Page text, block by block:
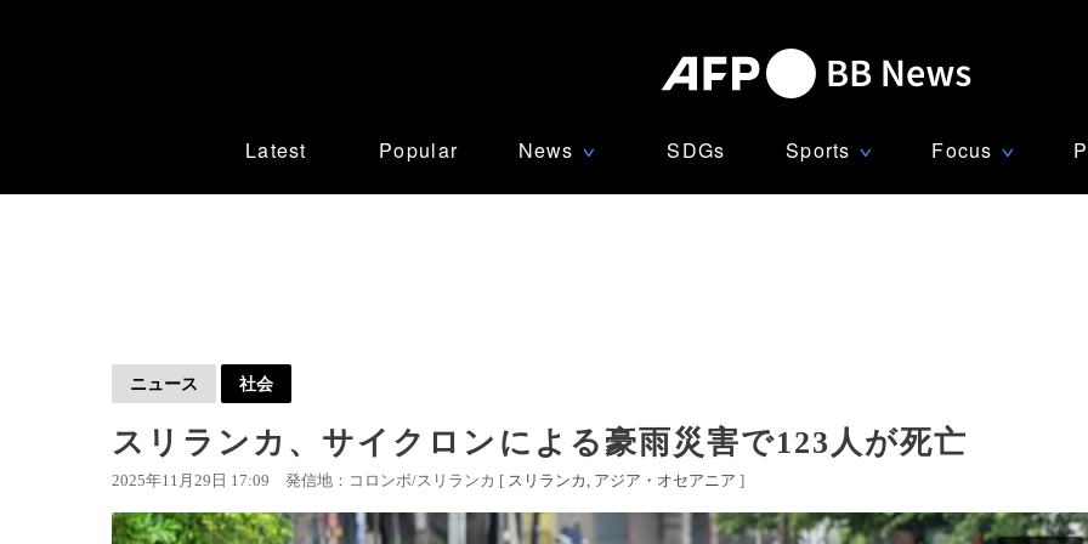
Latest Popular News ∨ SDGs Sports ∨ Focus ∨
ニュース 社会
スリランカ、サイクロンによる豪雨災害で123人が死亡
2025年11月29日 17:09 発信地：コロンボ/スリランカ [ スリランカ アジア・オセアニア ]